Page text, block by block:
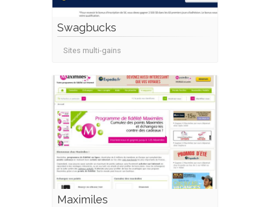
Swagbucks
Sites multi-gains
Maximiles